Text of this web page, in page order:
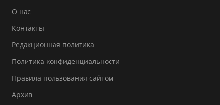
О нас
Контакты
Редакционная политика
Политика конфиденциальности
Правила пользования сайтом
Архив